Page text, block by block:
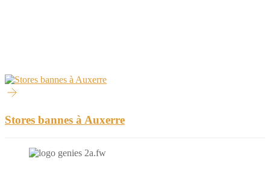
Stores bannes à Auxerre